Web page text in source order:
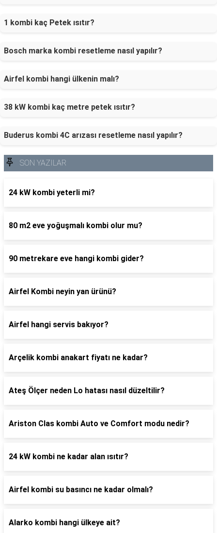
1 kombi kaç Petek ısıtır?
Bosch marka kombi resetleme nasıl yapılır?
Airfel kombi hangi ülkenin malı?
38 kW kombi kaç metre petek ısıtır?
Buderus kombi 4C arızası resetleme nasıl yapılır?
SON YAZILAR
24 kW kombi yeterli mi?
80 m2 eve yoğuşmalı kombi olur mu?
90 metrekare eve hangi kombi gider?
Airfel Kombi neyin yan ürünü?
Airfel hangi servis bakıyor?
Arçelik kombi anakart fiyatı ne kadar?
Ateş Ölçer neden Lo hatası nasıl düzeltilir?
Ariston Clas kombi Auto ve Comfort modu nedir?
24 kW kombi ne kadar alan ısıtır?
Airfel kombi su basıncı ne kadar olmalı?
Alarko kombi hangi ülkeye ait?